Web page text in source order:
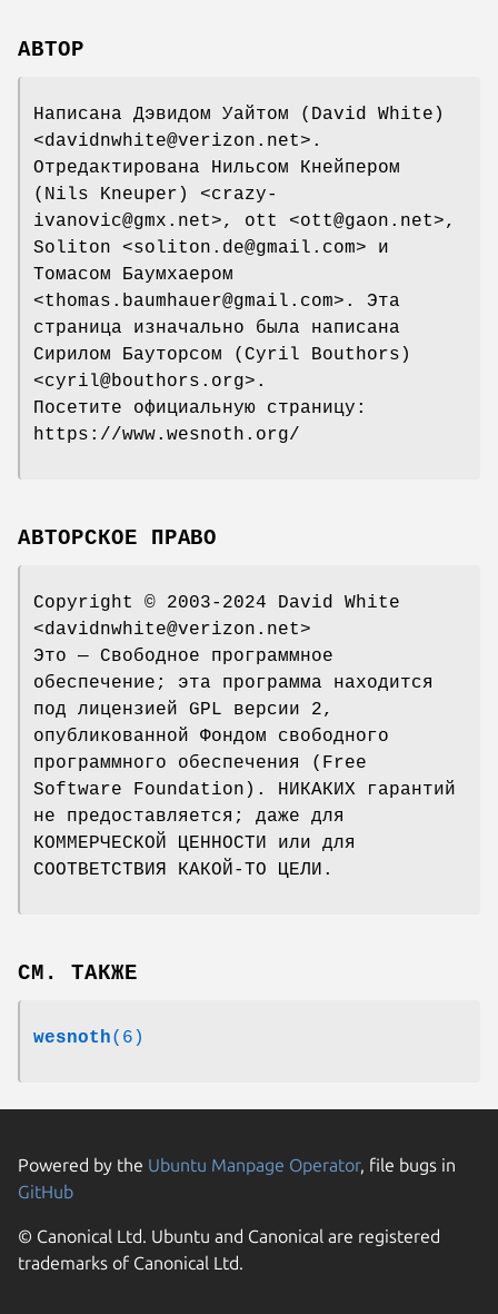
АВТОР
Написана Дэвидом Уайтом (David White)
<davidnwhite@verizon.net>.
Отредактирована Нильсом Кнейпером
(Nils Kneuper) <crazy-
ivanovic@gmx.net>, ott <ott@gaon.net>,
Soliton <soliton.de@gmail.com> и
Томасом Баумхаером
<thomas.baumhauer@gmail.com>. Эта
страница изначально была написана
Сирилом Бауторсом (Cyril Bouthors)
<cyril@bouthors.org>.
Посетите официальную страницу:
https://www.wesnoth.org/
АВТОРСКОЕ ПРАВО
Copyright © 2003-2024 David White
<davidnwhite@verizon.net>
Это — Свободное программное
обеспечение; эта программа находится
под лицензией GPL версии 2,
опубликованной Фондом свободного
программного обеспечения (Free
Software Foundation). НИКАКИХ гарантий
не предоставляется; даже для
КОММЕРЧЕСКОЙ ЦЕННОСТИ или для
СООТВЕТСТВИЯ КАКОЙ-ТО ЦЕЛИ.
СМ. ТАКЖЕ
wesnoth(6)
Powered by the Ubuntu Manpage Operator, file bugs in
GitHub
© Canonical Ltd. Ubuntu and Canonical are registered
trademarks of Canonical Ltd.